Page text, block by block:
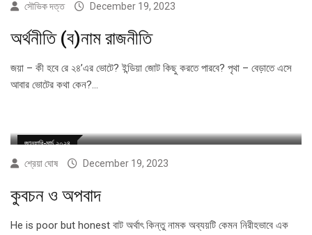
সৌভিক দত্ত December 19, 2023
অর্থনীতি (ব)নাম রাজনীতি
জয়া – কী হবে রে ২৪’এর ভোটে? ইন্ডিয়া জোট কিছু করতে পারবে? পৃথা – বেড়াতে এসে
আবার ভোটের কথা কেন?…
জানুয়ারি-মার্চ ২০২৪
শ্রেয়া ঘোষ December 19, 2023
কুবচন ও অপবাদ
He is poor but honest বাট অর্থাৎ কিন্তু নামক অব্যয়টি কেমন নিরীহভাবে এক